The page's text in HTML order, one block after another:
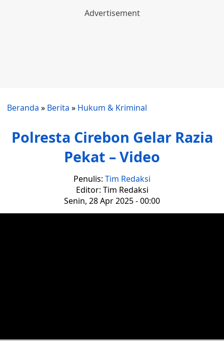
Beranda » Berita » Hukum & Kriminal
Polresta Cirebon Gelar Razia
Pekat – Video
Penulis: Tim Redaksi
Editor: Tim Redaksi
Senin, 28 Apr 2025 - 00:00